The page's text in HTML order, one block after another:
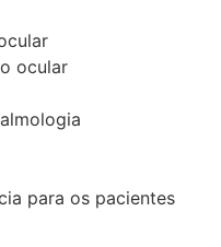
ocular
para os pacientes